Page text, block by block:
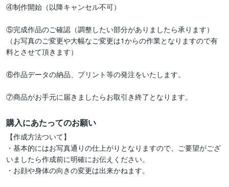
④制作開始（以降キャンセル不可）
⑤完成作品のご確認（調整したい部分がありましたら承ります）
（お写真のご変更や大幅なご変更は1からの作業となりますので有
料とさせて頂きます）
⑥作品データの納品、プリント等の発注をいたします。
⑦商品がお手元に届きましたらお取引き終了となります。
購入にあたってのお願い
【作成方法ついて】
・基本的にはお写真通りの仕上がりとなりますので、ご要望がござ
いましたら作成前に明確にお伝えください。
・お顔や身体の向きの変更は出来かねます。